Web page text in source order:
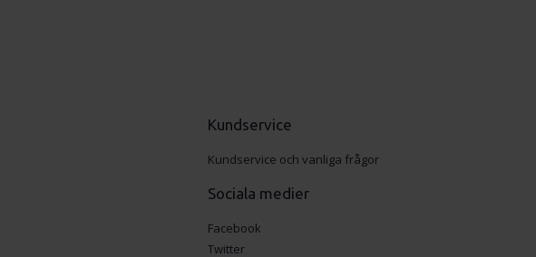
Kundservice
Kundservice och vanliga frågor
Sociala medier
Facebook
Twitter